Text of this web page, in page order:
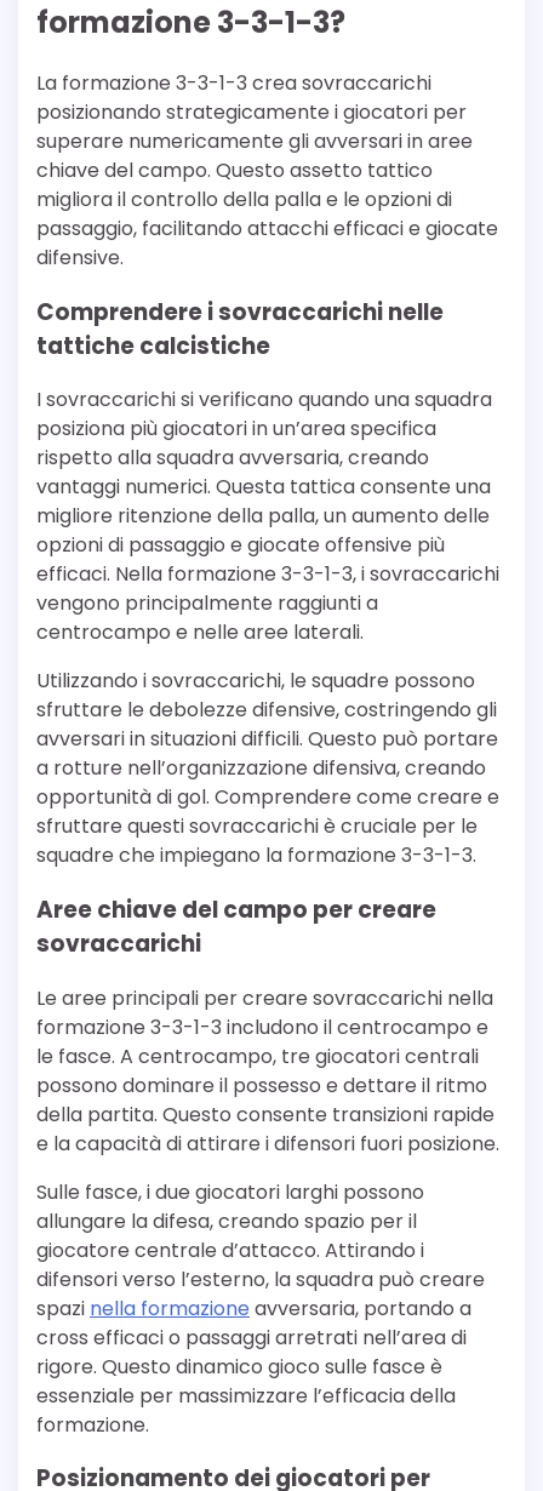
formazione 3-3-1-3?
La formazione 3-3-1-3 crea sovraccarichi
posizionando strategicamente i giocatori per
superare numericamente gli avversari in aree
chiave del campo. Questo assetto tattico
migliora il controllo della palla e le opzioni di
passaggio, facilitando attacchi efficaci e giocate
difensive.
Comprendere i sovraccarichi nelle
tattiche calcistiche
I sovraccarichi si verificano quando una squadra
posiziona più giocatori in un’area specifica
rispetto alla squadra avversaria, creando
vantaggi numerici. Questa tattica consente una
migliore ritenzione della palla, un aumento delle
opzioni di passaggio e giocate offensive più
efficaci. Nella formazione 3-3-1-3, i sovraccarichi
vengono principalmente raggiunti a
centrocampo e nelle aree laterali.
Utilizzando i sovraccarichi, le squadre possono
sfruttare le debolezze difensive, costringendo gli
avversari in situazioni difficili. Questo può portare
a rotture nell’organizzazione difensiva, creando
opportunità di gol. Comprendere come creare e
sfruttare questi sovraccarichi è cruciale per le
squadre che impiegano la formazione 3-3-1-3.
Aree chiave del campo per creare
sovraccarichi
Le aree principali per creare sovraccarichi nella
formazione 3-3-1-3 includono il centrocampo e
le fasce. A centrocampo, tre giocatori centrali
possono dominare il possesso e dettare il ritmo
della partita. Questo consente transizioni rapide
e la capacità di attirare i difensori fuori posizione.
Sulle fasce, i due giocatori larghi possono
allungare la difesa, creando spazio per il
giocatore centrale d’attacco. Attirando i
difensori verso l’esterno, la squadra può creare
spazi nella formazione avversaria, portando a
cross efficaci o passaggi arretrati nell’area di
rigore. Questo dinamico gioco sulle fasce è
essenziale per massimizzare l’efficacia della
formazione.
Posizionamento dei giocatori per